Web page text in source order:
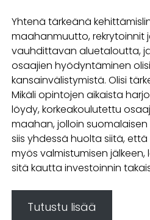
Yhtenä tärkeänä
maahanmuutto, rekrytoinnit
vauhdittavan aluetaloutta,
osaajien hyödyntäminen
kansainvälistymistä. Olisi
Mikäli opintojen aikaista
löydy, korkeakoulutettu
maahan, jolloin
siis yhdessä huolta siitä,
myös valmistumisen
sitä kautta investoinnin
Tutustu lisää